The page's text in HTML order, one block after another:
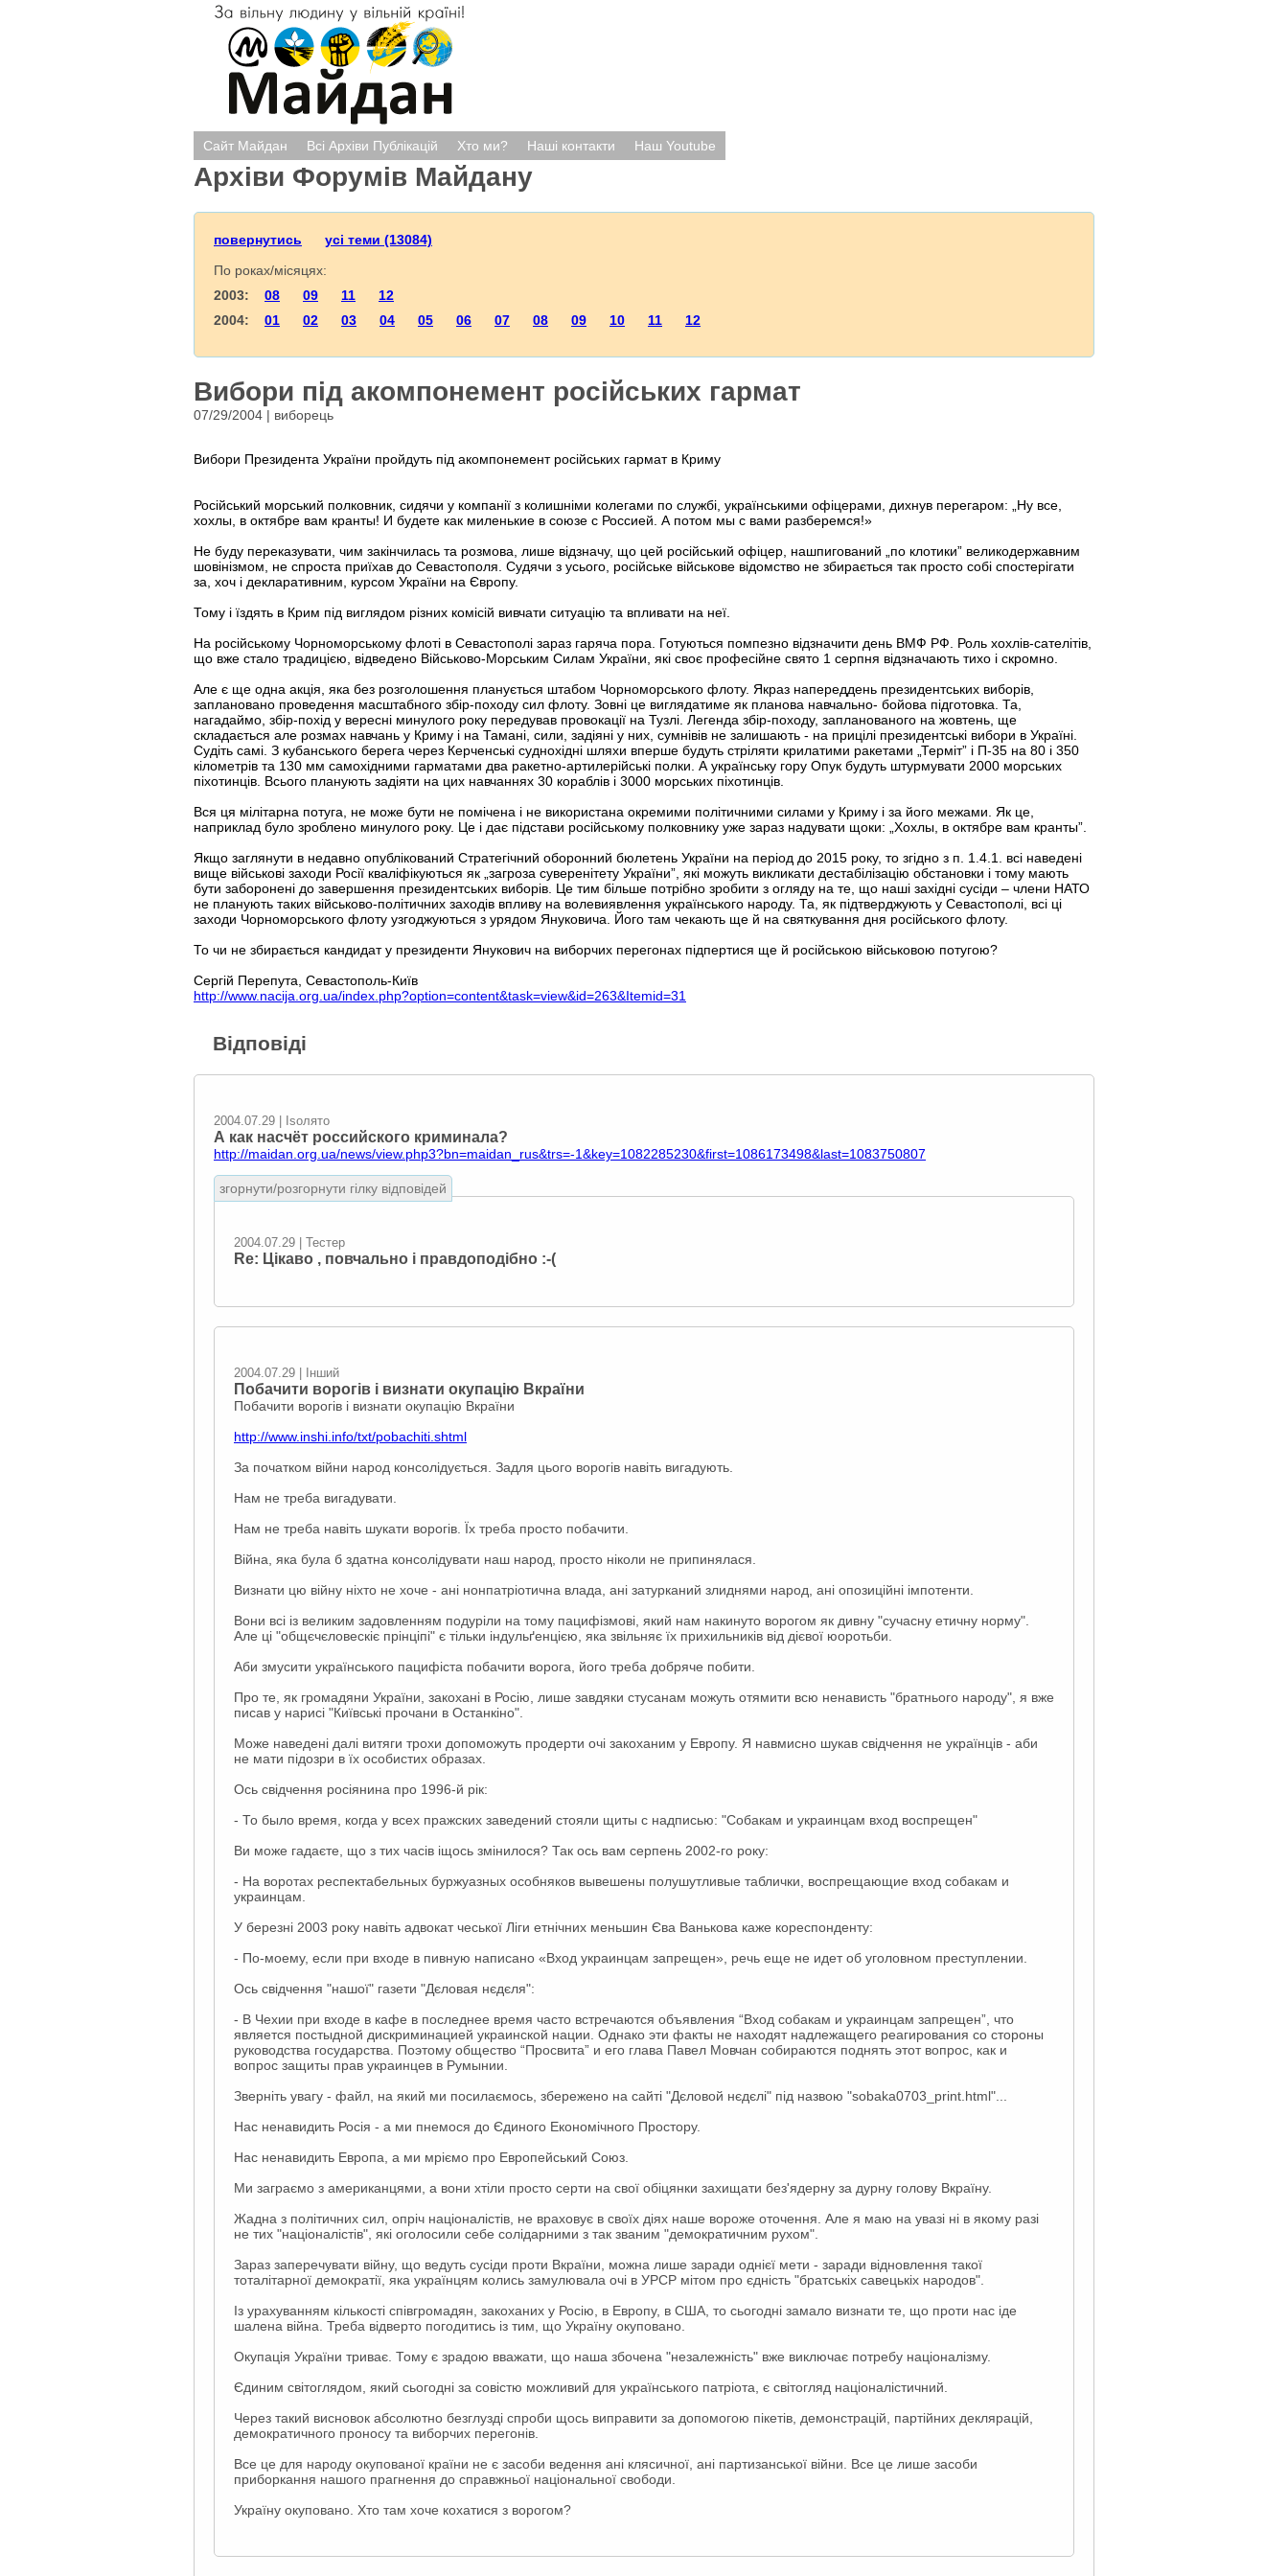
Сайт Майдан Всі Архіви Публікацій Хто ми? Наші контакти Наш Youtube
Архіви Форумів Майдану
повернутись
усі теми (13084)
По роках/місяцях:
2003: 08 09 11
12
2004: 01 02 03 04 05 06 07 08 09 10 11 12
Вибори під акомпонемент російських гармат
07/29/2004 | виборець
Вибори Президента України пройдуть під акомпонемент російських гармат в Криму
Російський морський полковник, сидячи у компанії з колишніми колегами по службі, українськими офіцерами, дихнув перегаром: „Ну все,
хохлы, в октябре вам кранты! И будете как миленькие в союзе с Россией. А потом мы с вами разберемся!»
Не буду переказувати, чим закінчилась та розмова, лише відзначу, що цей російський офіцер, нашпигований „по клотики” великодержавним
шовінізмом, не спроста приїхав до Севастополя. Судячи з усього, російське військове відомство не збирається так просто собі спостерігати
за, хоч і декларативним, курсом України на Європу.
Тому і їздять в Крим під виглядом різних комісій вивчати ситуацію та впливати на неї.
На російському Чорноморському флоті в Севастополі зараз гаряча пора. Готуються помпезно відзначити день ВМФ РФ. Роль хохлів-сателітів,
що вже стало традицією, відведено Військово-Морським Силам України, які своє професійне свято 1 серпня відзначають тихо і скромно.
Але є ще одна акція, яка без розголошення планується штабом Чорноморського флоту. Якраз напереддень президентських виборів,
заплановано проведення масштабного збір-походу сил флоту. Зовні це виглядатиме як планова навчально- бойова підготовка. Та,
нагадаймо, збір-похід у вересні минулого року передував провокації на Тузлі. Легенда збір-походу, запланованого на жовтень, ще
складається але розмах навчань у Криму і на Тамані, сили, задіяні у них, сумнівів не залишають - на прицілі президентські вибори в Україні.
Судіть самі. З кубанського берега через Керченські суднохідні шляхи вперше будуть стріляти крилатими ракетами „Терміт” і П-35 на 80 і 350
кілометрів та 130 мм самохідними гарматами два ракетно-артилерійські полки. А українську гору Опук будуть штурмувати 2000 морських
піхотинців. Всього планують задіяти на цих навчаннях 30 кораблів і 3000 морських піхотинців.
Вся ця мілітарна потуга, не може бути не помічена і не використана окремими політичними силами у Криму і за його межами. Як це,
наприклад було зроблено минулого року. Це і дає підстави російському полковнику уже зараз надувати щоки: „Хохлы, в октябре вам кранты”.
Якщо заглянути в недавно опублікований Стратегічний оборонний бюлетень України на період до 2015 року, то згідно з п. 1.4.1. всі наведені
вище військові заходи Росії кваліфікуються як „загроза суверенітету України”, які можуть викликати дестабілізацію обстановки і тому мають
бути заборонені до завершення президентських виборів. Це тим більше потрібно зробити з огляду на те, що наші західні сусіди – члени НАТО
не планують таких військово-політичних заходів впливу на волевиявлення українського народу. Та, як підтверджують у Севастополі, всі ці
заходи Чорноморського флоту узгоджуються з урядом Януковича. Його там чекають ще й на святкування дня російського флоту.
То чи не збирається кандидат у президенти Янукович на виборчих перегонах підпертися ще й російською військовою потугою?
Сергій Перепута, Севастополь-Київ
http://www.nacija.org.ua/index.php?option=content&task=view&id=263&Itemid=31
Відповіді
2004.07.29 | Isoлято
А как насчёт российского криминала?
http://maidan.org.ua/news/view.php3?bn=maidan_rus&trs=-1&key=1082285230&first=1086173498&last=1083750807
згорнути/розгорнути гілку відповідей
2004.07.29 | Тестер
Re: Цікаво , повчально і правдоподібно :-(
2004.07.29 | Інший
Побачити ворогів і визнати окупацію Вкраїни
Побачити ворогів і визнати окупацію Вкраїни
http://www.inshi.info/txt/pobachiti.shtml
За початком війни народ консолідується. Задля цього ворогів навіть вигадують.
Нам не треба вигадувати.
Нам не треба навіть шукати ворогів. Їх треба просто побачити.
Війна, яка була б здатна консолідувати наш народ, просто ніколи не припинялася.
Визнати цю війну ніхто не хоче - ані нонпатріотична влада, ані затурканий злиднями народ, ані опозиційні імпотенти.
Вони всі із великим задовленням подуріли на тому пацифізмові, який нам накинуто ворогом як дивну "сучасну етичну норму".
Але ці "общєчєловескіє прінціпі" є тільки індульґенцією, яка звільняє їх прихильників від дієвої юоротьби.
Аби змусити українського пацифіста побачити ворога, його треба добряче побити.
Про те, як громадяни України, закохані в Росію, лише завдяки стусанам можуть отямити всю ненависть "братнього народу", я вже
писав у нарисі "Київські прочани в Останкіно".
Може наведені далі витяги трохи допоможуть продерти очі закоханим у Европу. Я навмисно шукав свідчення не українців - аби
не мати підозри в їх особистих образах.
Ось свідчення росіянина про 1996-й рік:
- То было время, когда у всех пражских заведений cтояли щиты с надписью: "Собакам и украинцам вход воспрещен"
Ви може гадаєте, що з тих часів іщось змінилося? Так ось вам серпень 2002-го року:
- На воротах респектабельных буржуазных особняков вывешены полушутливые таблички, воспрещающие вход собакам и
украинцам.
У березні 2003 року навіть адвокат чеської Ліги етнічних меньшин Єва Ванькова каже кореспонденту:
- По-моему, если при входе в пивную написано «Вход украинцам запрещен», речь еще не идет об уголовном преступлении.
Ось свідчення "нашої" газети "Дєловая нєдєля":
- В Чехии при входе в кафе в последнее время часто встречаются объявления “Вход собакам и украинцам запрещен”, что
является постыдной дискриминацией украинской нации. Однако эти факты не находят надлежащего реагирования со стороны
руководства государства. Поэтому общество “Просвита” и его глава Павел Мовчан собираются поднять этот вопрос, как и
вопрос защиты прав украинцев в Румынии.
Зверніть увагу - файл, на який ми посилаємось, збережено на сайті "Дєловой нєдєлі" під назвою "sobaka0703_print.html"...
Нас ненавидить Росія - а ми пнемося до Єдиного Економічного Простору.
Нас ненавидить Европа, а ми мріємо про Европейський Союз.
Ми заграємо з американцями, а вони хтіли просто серти на свої обіцянки захищати без'ядерну за дурну голову Вкраїну.
Жадна з політичних сил, опріч націоналістів, не враховує в своїх діях наше вороже оточення. Але я маю на увазі ні в якому разі
не тих "націоналістів", які оголосили себе солідарними з так званим "демократичним рухом".
Зараз заперечувати війну, що ведуть сусіди проти Вкраїни, можна лише заради однієї мети - заради відновлення такої
тоталітарної демократії, яка українцям колись замулювала очі в УРСР мітом про єдність "братськіх савецькіх народов".
Із урахуванням кількості співгромадян, закоханих у Росію, в Европу, в США, то сьогодні замало визнати те, що проти нас іде
шалена війна. Треба відверто погодитись із тим, що Україну окуповано.
Окупація України триває. Тому є зрадою вважати, що наша збочена "незалежність" вже виключає потребу націоналізму.
Єдиним світоглядом, який сьогодні за совістю можливий для українського патріота, є світогляд націоналістичний.
Через такий висновок абсолютно безглузді спроби щось виправити за допомогою пікетів, демонстрацій, партійних деклярацій,
демократичного проносу та виборчих перегонів.
Все це для народу окупованої країни не є засоби ведення ані клясичної, ані партизанської війни. Все це лише засоби
приборкання нашого прагнення до справжньої національної свободи.
Україну окуповано. Хто там хоче кохатися з ворогом?